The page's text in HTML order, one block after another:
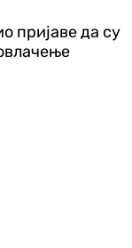
пријаве да су